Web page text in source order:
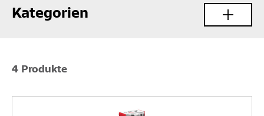
Kategorien
4 Produkte